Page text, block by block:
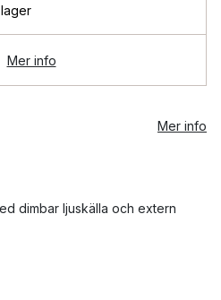
Mer info
Mer info
dimbar ljuskälla och extern